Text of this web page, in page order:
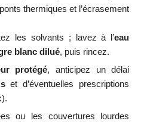
thermiques et l’écrasement
les solvants ; lavez à l’eau
blanc dilué, puis rincez.
protégé, anticipez un délai
et d’éventuelles prescriptions
ou les couvertures lourdes